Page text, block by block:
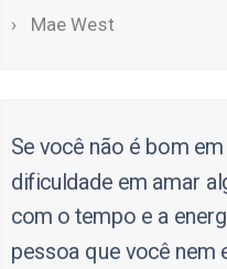
Mae West
Se você não é bom
dificuldade em amar
com o tempo e a
pessoa que você nem